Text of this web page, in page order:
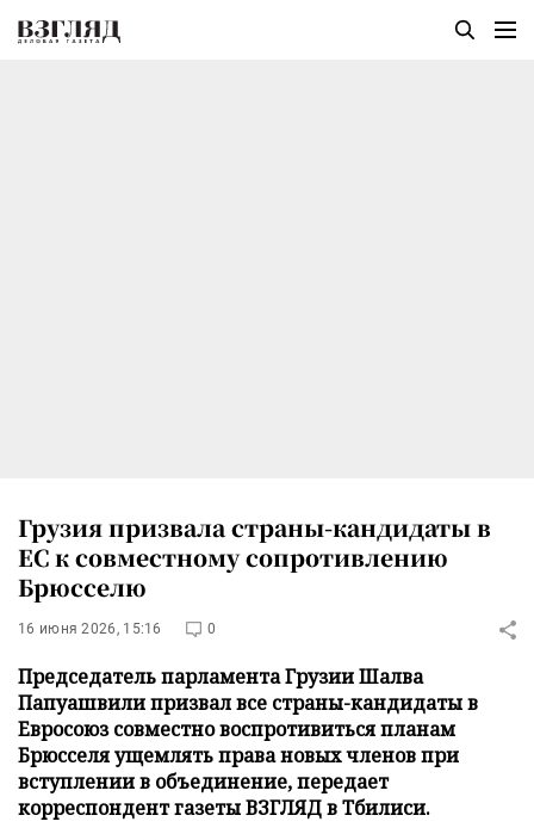
Грузия призвала страны-кандидаты в
ЕС к совместному сопротивлению
Брюсселю
16 июня 2026, 15:16 0
Председатель парламента Грузии Шалва
Папуашвили призвал все страны-кандидаты в
Евросоюз совместно воспротивиться планам
Брюсселя ущемлять права новых членов при
вступлении в объединение, передает
корреспондент газеты ВЗГЛЯД в Тбилиси.